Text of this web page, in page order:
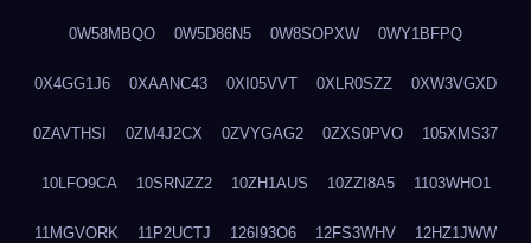
0W58MBQO 0W5D86N5 0W8SOPXW 0WY1BFPQ
0X4GG1J6 0XAANC43 0XI05VVT 0XLR0SZZ 0XW3VGXD
0ZAVTHSI 0ZM4J2CX 0ZVYGAG2 0ZXS0PVO 105XMS37
10LFO9CA 10SRNZZ2 10ZH1AUS 10ZZI8A5 1103WHO1
11MGVORK 11P2UCTJ 126I93O6 12FS3WHV 12HZ1JWW